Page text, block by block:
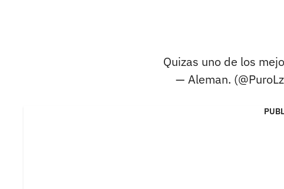
Quizas uno de los
— Aleman.